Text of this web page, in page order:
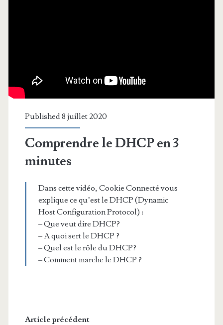
Published 8 juillet 2020
Comprendre le DHCP en 3
minutes
Dans cette vidéo, Cookie Connecté vous
explique ce qu’est le DHCP (Dynamic
Host Configuration Protocol) :
– Que veut dire DHCP?
– A quoi sert le DHCP ?
– Quel est le rôle du DHCP?
– Comment marche le DHCP ?
Article précédent